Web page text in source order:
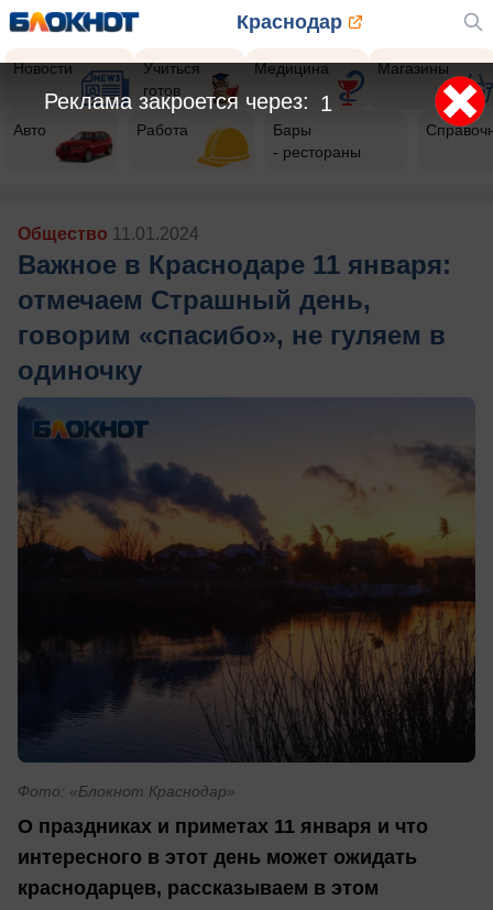
Краснодар
Новости
Учиться
готов
Медицина Магазины
Авто Работа
Бары
- рестораны
Общество 11.01.2024
Важное в Краснодаре 11 января:
отмечаем Страшный день,
говорим «спасибо», не гуляем в
одиночку
Фото: «Блокнот Краснодар»
О праздниках и приметах 11 января и что
интересного в этот день может ожидать
краснодарцев, рассказываем в этом